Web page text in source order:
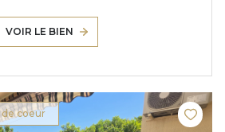
VOIR LE BIEN
de coeur